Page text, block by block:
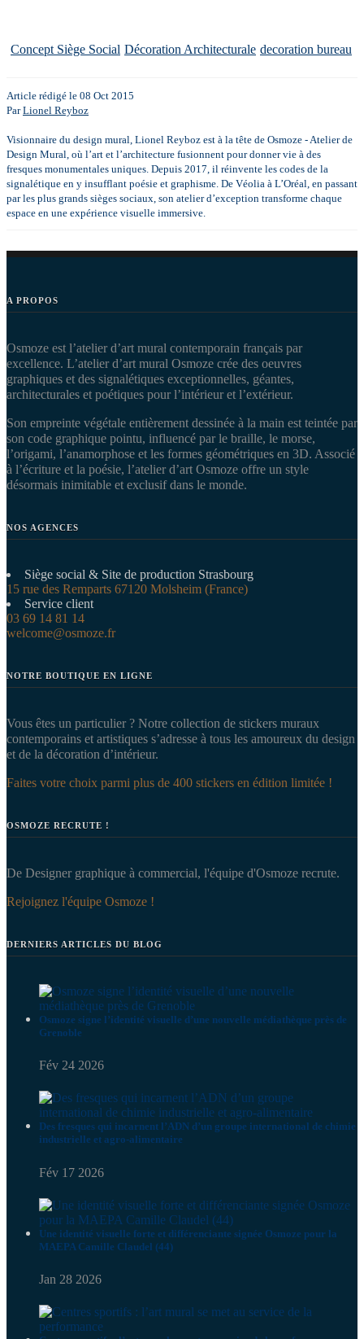
Concept Siège Social Décoration Architecturale decoration bureau
Article rédigé le 08 Oct 2015
ParLionel Reyboz
Visionnaire du design mural, Lionel Reyboz est à la tête de Osmoze - Atelier de
Design Mural, où l’art et l’architecture fusionnent pour donner vie à des
fresques monumentales uniques. Depuis 2017, il réinvente les codes de la
signalétique en y insufflant poésie et graphisme. De Véolia à L’Oréal, en passant
par les plus grands sièges sociaux, son atelier d’exception transforme chaque
espace en une expérience visuelle immersive.
A PROPOS
Osmoze est l’atelier d’art mural contemporain français par
excellence. L’atelier d’art mural Osmoze crée des oeuvres
graphiques et des signalétiques exceptionnelles, géantes,
architecturales et poétiques pour l’intérieur et l’extérieur.
Son empreinte végétale entièrement dessinée à la main est teintée par
son code graphique pointu, influencé par le braille, le morse,
l’origami, l’anamorphose et les formes géométriques en 3D. Associé
à l’écriture et la poésie, l’atelier d’art Osmoze offre un style
désormais inimitable et exclusif dans le monde.
NOS AGENCES
Siège social & Site de production Strasbourg
15 rue des Remparts 67120 Molsheim (France)
Service client
03 69 14 81 14
welcome@osmoze.fr
NOTRE BOUTIQUE EN LIGNE
Vous êtes un particulier ? Notre collection de stickers muraux
contemporains et artistiques s’adresse à tous les amoureux du design
et de la décoration d’intérieur.
Faites votre choix parmi plus de 400 stickers en édition limitée !
OSMOZE RECRUTE !
De Designer graphique à commercial, l'équipe d'Osmoze recrute.
Rejoignez l'équipe Osmoze !
DERNIERS ARTICLES DU BLOG
Osmoze signe l’identité visuelle d’une nouvelle médiathèque près de
Grenoble
Fév 24 2026
Des fresques qui incarnent l’ADN d’un groupe international de chimie
industrielle et agro-alimentaire
Fév 17 2026
Une identité visuelle forte et différenciante signée Osmoze pour la
MAEPA Camille Claudel (44)
Jan 28 2026